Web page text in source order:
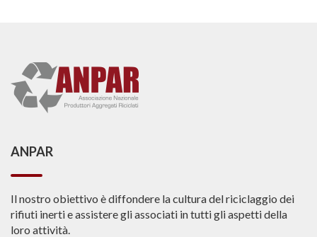
ANPAR
Il nostro obiettivo è diffondere la cultura del riciclaggio dei
rifiuti inerti e assistere gli associati in tutti gli aspetti della
loro attività.